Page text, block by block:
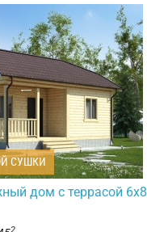
СУШКИ
дом с террасой 6х8